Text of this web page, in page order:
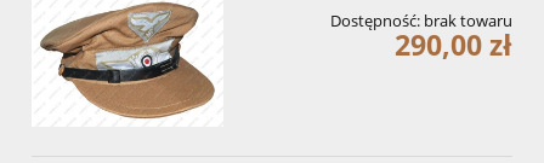
Dostępność: brak towaru
290,00 zł